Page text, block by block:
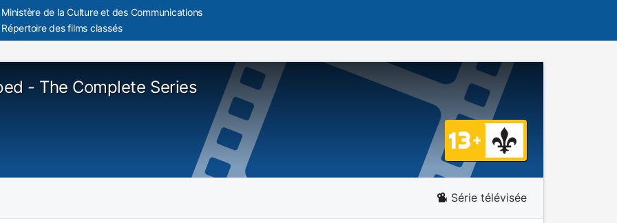
Ministère de la Culture et des Communications
Répertoire des films classés
- The Complete Series
Série télévisée